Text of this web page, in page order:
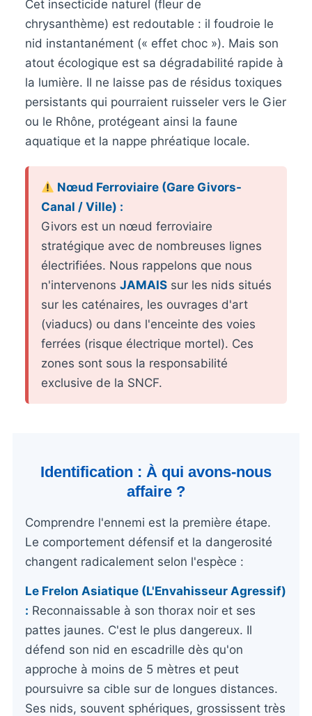
Cet insecticide naturel (fleur de
chrysanthème) est redoutable : il foudroie le
nid instantanément (« effet choc »). Mais son
atout écologique est sa dégradabilité rapide à
la lumière. Il ne laisse pas de résidus toxiques
persistants qui pourraient ruisseler vers le Gier
ou le Rhône, protégeant ainsi la faune
aquatique et la nappe phréatique locale.
Nœud Ferroviaire (Gare Givors-
Canal / Ville) :
Givors est un nœud ferroviaire
stratégique avec de nombreuses lignes
électrifiées. Nous rappelons que nous
n'intervenons JAMAIS sur les nids situés
sur les caténaires, les ouvrages d'art
(viaducs) ou dans l'enceinte des voies
ferrées (risque électrique mortel). Ces
zones sont sous la responsabilité
exclusive de la SNCF.
Identification : À qui avons-nous
affaire ?
Comprendre l'ennemi est la première étape.
Le comportement défensif et la dangerosité
changent radicalement selon l'espèce :
Le Frelon Asiatique (L'Envahisseur Agressif)
: Reconnaissable à son thorax noir et ses
pattes jaunes. C'est le plus dangereux. Il
défend son nid en escadrille dès qu'on
approche à moins de 5 mètres et peut
poursuivre sa cible sur de longues distances.
Ses nids, souvent sphériques, grossissent très